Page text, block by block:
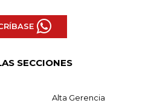
SECCIONES
Alta Gerencia